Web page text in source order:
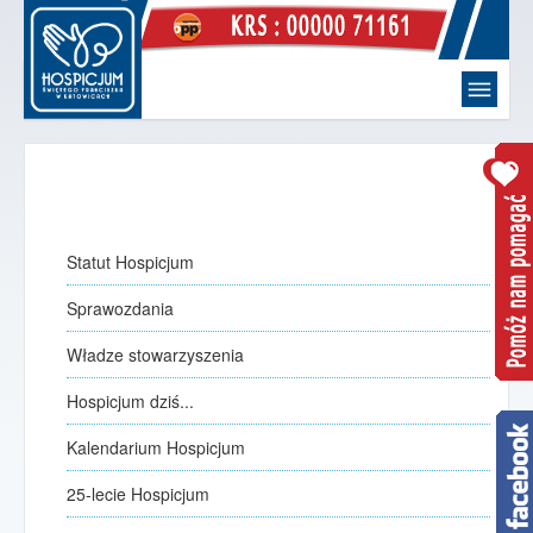
Witaj
Statut Hospicjum
Sprawozdania
Władze stowarzyszenia
Hospicjum dziś...
Kalendarium Hospicjum
jak to się zaczęło
25-lecie Hospicjum
Statut Hospicjum
Sprawozdania
Władze stowarzyszenia
Hospicjum dziś...
Kalendarium Hospicjum
25-lecie Hospicjum